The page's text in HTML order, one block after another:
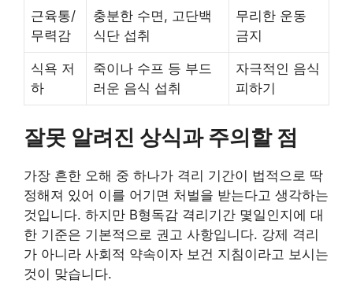
근육통/
무력감
충분한 수면, 고단백
식단 섭취
무리한 운동
금지
식욕 저
하
죽이나 수프 등 부드
러운 음식 섭취
자극적인 음식
피하기
잘못 알려진 상식과 주의할 점
가장 흔한 오해 중 하나가 격리 기간이 법적으로 딱
정해져 있어 이를 어기면 처벌을 받는다고 생각하는
것입니다. 하지만 B형독감 격리기간 몇일인지에 대
한 기준은 기본적으로 권고 사항입니다. 강제 격리
가 아니라 사회적 약속이자 보건 지침이라고 보시는
것이 맞습니다.